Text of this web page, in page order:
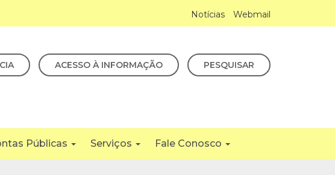
Notícias Webmail
ACESSO À INFORMAÇÃO PESQUISAR
Públicas Serviços Fale Conosco